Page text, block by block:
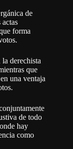
de
forma
derechista
que
una ventaja
de todo
hay
como